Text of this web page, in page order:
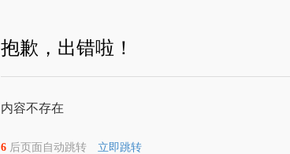
抱歉，出错啦！
内容不存在
6 后页面自动跳转 立即跳转